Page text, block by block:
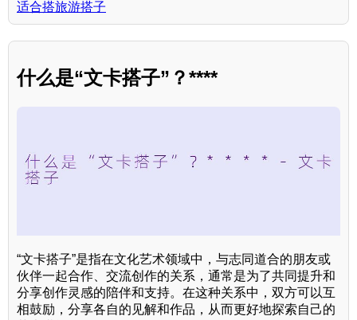
适合搭旅游搭子
什么是“文卡搭子”？****
“文卡搭子”是指在文化艺术领域中，与志同道合的朋友或
伙伴一起合作、交流创作的关系，通常是为了共同提升和
分享创作灵感的陪伴和支持。在这种关系中，双方可以互
相鼓励，分享各自的见解和作品，从而更好地探索自己的